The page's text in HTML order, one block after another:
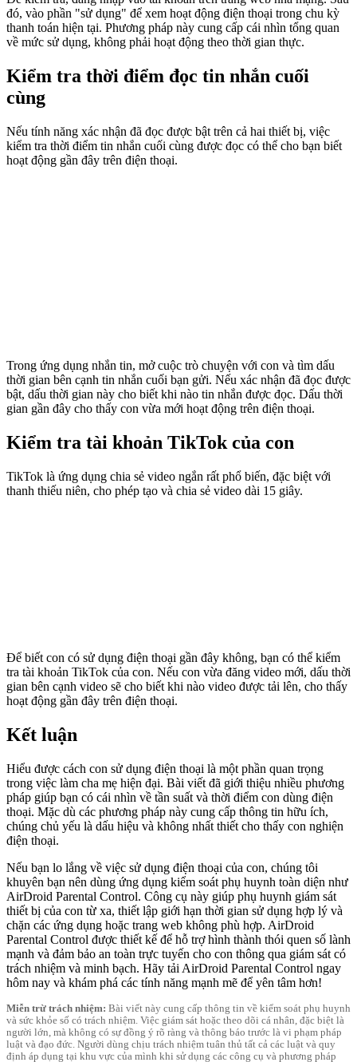
đó, vào phần "sử dụng" để xem hoạt động điện thoại trong chu kỳ
thanh toán hiện tại. Phương pháp này cung cấp cái nhìn tổng quan
về mức sử dụng, không phải hoạt động theo thời gian thực.
Kiểm tra thời điểm đọc tin nhắn cuối
cùng
Nếu tính năng xác nhận đã đọc được bật trên cả hai thiết bị, việc
kiểm tra thời điểm tin nhắn cuối cùng được đọc có thể cho bạn biết
hoạt động gần đây trên điện thoại.
Trong ứng dụng nhắn tin, mở cuộc trò chuyện với con và tìm dấu
thời gian bên cạnh tin nhắn cuối bạn gửi. Nếu xác nhận đã đọc được
bật, dấu thời gian này cho biết khi nào tin nhắn được đọc. Dấu thời
gian gần đây cho thấy con vừa mới hoạt động trên điện thoại.
Kiểm tra tài khoản TikTok của con
TikTok là ứng dụng chia sẻ video ngắn rất phổ biến, đặc biệt với
thanh thiếu niên, cho phép tạo và chia sẻ video dài 15 giây.
Để biết con có sử dụng điện thoại gần đây không, bạn có thể kiểm
tra tài khoản TikTok của con. Nếu con vừa đăng video mới, dấu thời
gian bên cạnh video sẽ cho biết khi nào video được tải lên, cho thấy
hoạt động gần đây trên điện thoại.
Kết luận
Hiểu được cách con sử dụng điện thoại là một phần quan trọng
trong việc làm cha mẹ hiện đại. Bài viết đã giới thiệu nhiều phương
pháp giúp bạn có cái nhìn về tần suất và thời điểm con dùng điện
thoại. Mặc dù các phương pháp này cung cấp thông tin hữu ích,
chúng chủ yếu là dấu hiệu và không nhất thiết cho thấy con nghiện
điện thoại.
Nếu bạn lo lắng về việc sử dụng điện thoại của con, chúng tôi
khuyên bạn nên dùng ứng dụng kiểm soát phụ huynh toàn diện như
AirDroid Parental Control. Công cụ này giúp phụ huynh giám sát
thiết bị của con từ xa, thiết lập giới hạn thời gian sử dụng hợp lý và
chặn các ứng dụng hoặc trang web không phù hợp. AirDroid
Parental Control được thiết kế để hỗ trợ hình thành thói quen số lành
mạnh và đảm bảo an toàn trực tuyến cho con thông qua giám sát có
trách nhiệm và minh bạch. Hãy tải AirDroid Parental Control ngay
hôm nay và khám phá các tính năng mạnh mẽ để yên tâm hơn!
Miễn trừ trách nhiệm: Bài viết này cung cấp thông tin về kiểm soát phụ huynh
và sức khỏe số có trách nhiệm. Việc giám sát hoặc theo dõi cá nhân, đặc biệt là
người lớn, mà không có sự đồng ý rõ ràng và thông báo trước là vi phạm pháp
luật và đạo đức. Người dùng chịu trách nhiệm tuân thủ tất cả các luật và quy
định áp dụng tại khu vực của mình khi sử dụng các công cụ và phương pháp